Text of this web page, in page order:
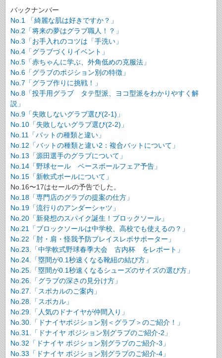
バックナンバー
No.1 「綺麗な肌は好きですか？」
No.2「将来の夢はグラブ職人！？」
No.3「お手入れのコツは「手洗い」
No.4「グラブづくりイベント」
No.5「赤ちゃんに学ぶ、外角低めの克服法」
No.6「グラブのポジション別の特徴」
No.7「グラブ作りに挑戦！」
No.8「投手用グラブ タテ型派、ヨコ型派をわかりやすく解
説」
No.9「失敗しないグラブ選び(2-1)」
No.10「失敗しないグラブ選び(2-2)」
No.11「バットの種類と違い」
No.12「バットの種類と違い2：複合バットについて」
No.13「源田選手のグラブについて」
No.14「野球セール ベースボールフェア予告」
No.15「新軟式ボールについて」
No.16〜17はセールの予告でした。
No.18「専門店のグラブの提案の仕方」
No.19「流行りのアンダーシャツ」
No.20「新発想のスパイク誕生！ブロックソール」
No.21「ブロックソールは中学校、高校でも使えるの？」
No.22「肘・肩・怪我予防ブレイスレボサポーター」
No.23.「中学軟式野球春季大会 古内杯 をレポート」
No.24.「塁間が0.1秒速くなる靴紐の結び方」
No.25.「塁間が0.1秒速くなるシューズのサイズの選び方」
No.26.「グラブの深さの見分け方」
No.27.「スポカルのご案内」
No.28.「スポカル」
No.29.「人気のドナイヤが仲間入り」
No.30.「ドナイヤポジション別＜グラブ＞のご紹介！」
No.31.「ドナイヤ ポジション別グラブのご紹介-2」
No.32「ドナイヤ ポジション別グラブのご紹介-3」
No.33「ドナイヤ ポジション別グラブのご紹介-4」